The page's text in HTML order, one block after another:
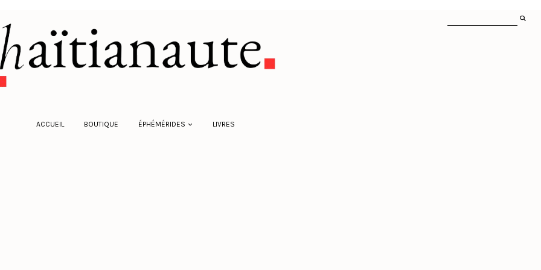
ACCUEIL BOUTIQUE ÉPHÉMÉRIDES LIVRES